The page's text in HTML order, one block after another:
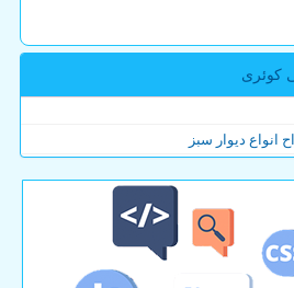
كوئری
دیوار سبز